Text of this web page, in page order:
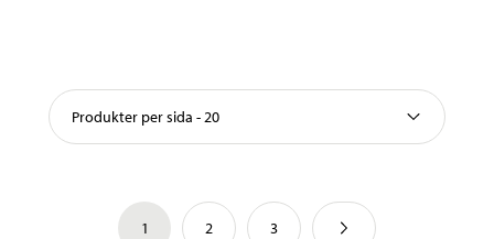
Produkter per sida - 20
1 2 3